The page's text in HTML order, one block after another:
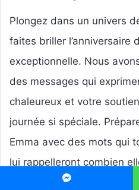
Plongez dans un univers
faites briller l’anniversaire
exceptionnelle. Nous
des messages qui
chaleureux et votre
journée si spéciale.
Emma avec des mots qui
lui rappelleront combien